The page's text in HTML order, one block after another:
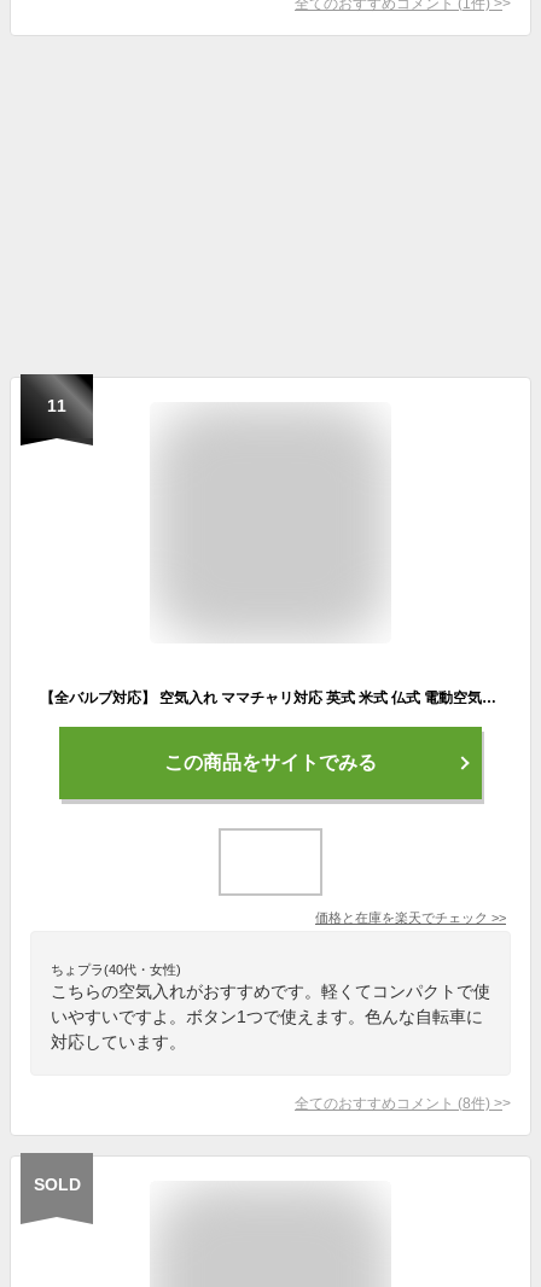
11
【全バルブ対応】 空気入れ ママチャリ対応 英式 米式 仏式 電動空気入れ ママチャリ 自転車 自転車用 電動 バルブ 自動 軽量 小型 フレンチバルブ ロードバイク 車 自動車 小型 コンパクト シティサイクル 子供用自転車 バイシカバー BICYCOVER
この商品をサイトでみる
価格と在庫を楽天でチェック >>
ちょプラ(40代・女性)
こちらの空気入れがおすすめです。軽くてコンパクトで使
いやすいですよ。ボタン1つで使えます。色んな自転車に
対応しています。
全てのおすすめコメント (8件) >
SOLD